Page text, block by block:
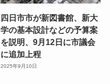
四日市市が新図書館、新大
学の基本設計などの予算案
を説明、9月12日に市議会
に追加上程
2025年9月10日